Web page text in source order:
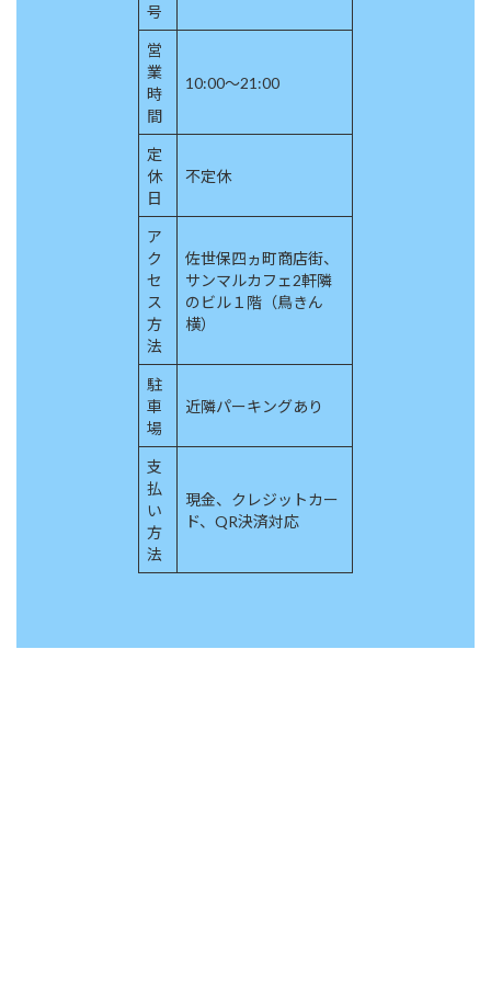
号
営
業
時
間
10:00～21:00
定
休
日
不定休
ア
ク
セ
ス
方
法
佐世保四ヵ町商店街、
サンマルカフェ2軒隣
のビル１階（鳥きん
横）
駐
車
場
近隣パーキングあり
支
払
い
方
法
現金、クレジットカー
ド、QR決済対応